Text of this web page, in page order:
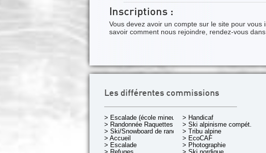
Inscriptions :
Vous devez avoir un compte sur le site pour
savoir comment nous rejoindre, rendez-vous
Les différentes commissions
> Escalade (école mineurs)
> Randonnée Raquettes
> Ski/Snowboard de rando.
> Accueil
> Escalade
> Handicaf
> Ski alpinisme compét.
> Tribu alpine
> EcoCAF
> Photographie